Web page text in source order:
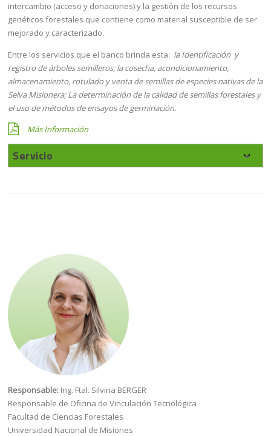
intercambio (acceso y donaciones) y la gestión de los recursos
genéticos forestales que contiene como material susceptible de ser
mejorado y caracterizado.
Entre los servicios que el banco brinda esta: la Identificación y
registro de árboles semilleros; la cosecha, acondicionamiento,
almacenamiento, rotulado y venta de semillas de especies nativas de la
Selva Misionera; La determinación de la calidad de semillas forestales y
el uso de métodos de ensayos de germinación.
Más Información
Servicio
Responsable: Ing. Ftal. Silvina BERGER
Responsable de Oficina de Vinculación Tecnológica
Facultad de Ciencias Forestales
Universidad Nacional de Misiones